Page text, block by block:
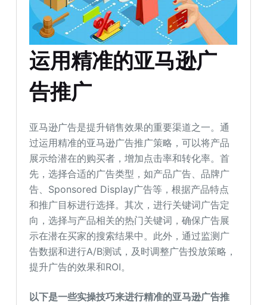
运用精准的亚马逊广
告推广
亚马逊广告是提升销售效果的重要渠道之一。通
过运用精准的亚马逊广告推广策略，可以将产品
展示给潜在的购买者，增加点击率和转化率。首
先，选择合适的广告类型，如产品广告、品牌广
告、Sponsored Display广告等，根据产品特点
和推广目标进行选择。其次，进行关键词广告定
向，选择与产品相关的热门关键词，确保广告展
示在潜在买家的搜索结果中。此外，通过监测广
告数据和进行A/B测试，及时调整广告投放策略，
提升广告的效果和ROI。
以下是一些实操技巧来进行精准的亚马逊广告推